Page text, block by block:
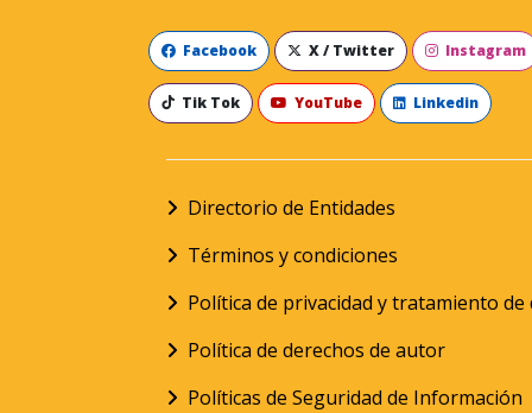
Facebook X / Twitter Instagram
Tik Tok YouTube Linkedin
Directorio de Entidades
Términos y condiciones
Política de privacidad y tratamiento
Política de derechos de autor
Políticas de Seguridad de Información